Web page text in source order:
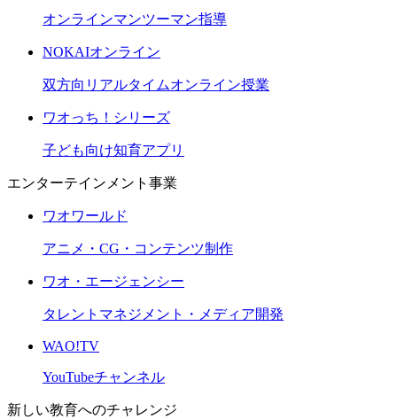
オンラインマンツーマン指導
NOKAIオンライン
双方向リアルタイムオンライン授業
ワオっち！シリーズ
子ども向け知育アプリ
エンターテインメント事業
ワオワールド
アニメ・CG・コンテンツ制作
ワオ・エージェンシー
タレントマネジメント・メディア開発
WAO!TV
YouTubeチャンネル
新しい教育へのチャレンジ